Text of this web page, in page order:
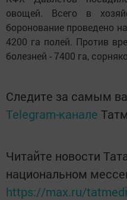
овощей. Всего в
боронование проведено
4200 га полей. Против
болезней - 7400 га,
Следите за самым
Telegram-канале
Читайте новости
национальном
https://max.ru/